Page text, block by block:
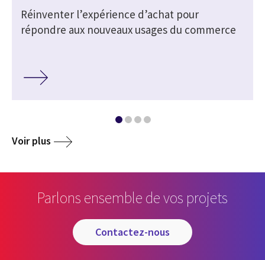
Réinventer l’expérience d’achat pour
répondre aux nouveaux usages du commerce
Voir plus
Parlons ensemble de vos projets
contactez-nous